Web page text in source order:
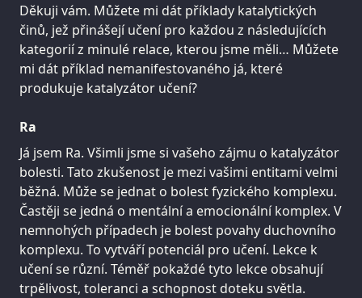
Děkuji vám. Můžete mi dát příklady katalytických
činů, jež přinášejí učení pro každou z následujících
kategorií z minulé relace, kterou jsme měli… Můžete
mi dát příklad nemanifestovaného já, které
produkuje katalyzátor učení?
Ra
Já jsem Ra. Všimli jsme si vašeho zájmu o katalyzátor
bolesti. Tato zkušenost je mezi vašimi entitami velmi
běžná. Může se jednat o bolest fyzického komplexu.
Častěji se jedná o mentální a emocionální komplex. V
nemnohých případech je bolest povahy duchovního
komplexu. To vytváří potenciál pro učení. Lekce k
učení se různí. Téměř pokaždé tyto lekce obsahují
trpělivost, toleranci a schopnost doteku světla.